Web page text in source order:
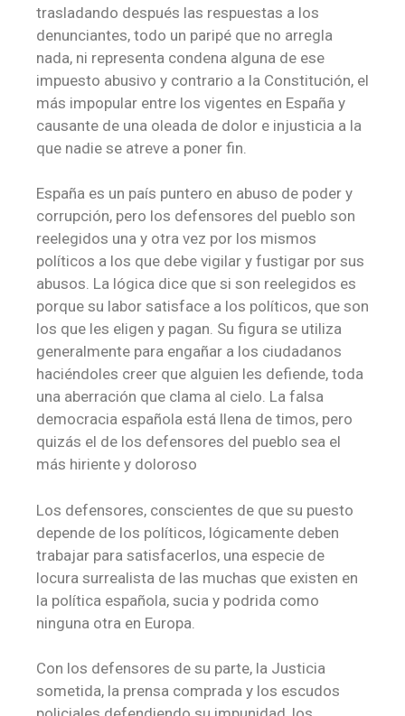
trasladando después las respuestas a los
denunciantes, todo un paripé que no arregla
nada, ni representa condena alguna de ese
impuesto abusivo y contrario a la Constitución, el
más impopular entre los vigentes en España y
causante de una oleada de dolor e injusticia a la
que nadie se atreve a poner fin.
España es un país puntero en abuso de poder y
corrupción, pero los defensores del pueblo son
reelegidos una y otra vez por los mismos
políticos a los que debe vigilar y fustigar por sus
abusos. La lógica dice que si son reelegidos es
porque su labor satisface a los políticos, que son
los que les eligen y pagan. Su figura se utiliza
generalmente para engañar a los ciudadanos
haciéndoles creer que alguien les defiende, toda
una aberración que clama al cielo. La falsa
democracia española está llena de timos, pero
quizás el de los defensores del pueblo sea el
más hiriente y doloroso
Los defensores, conscientes de que su puesto
depende de los políticos, lógicamente deben
trabajar para satisfacerlos, una especie de
locura surrealista de las muchas que existen en
la política española, sucia y podrida como
ninguna otra en Europa.
Con los defensores de su parte, la Justicia
sometida, la prensa comprada y los escudos